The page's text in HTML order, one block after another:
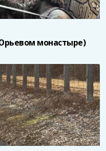
монастыре)